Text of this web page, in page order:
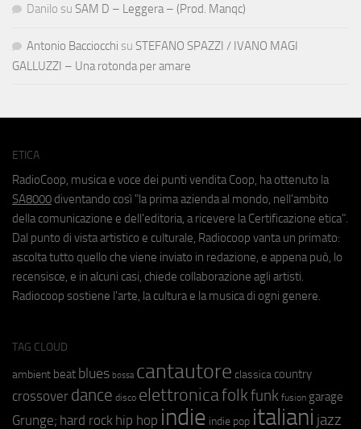
Danilo su SAM D – Leggera – (Prod. Manqc)
Antonio Bacciocchi su STEFANO SPAZZI / IVANO MAGI
GALLUZZI – Una rotonda per amare
ETICA
RadioCoop, musica e voce dei punti vendita Coop, ha ottenuto la
SA8000 diventando così "la prima azienda al mondo, nell'ambito
della comunicazione e dell'editoria, a ricevere la Certificazione etica".
Dal punto di vista artistico e culturale, Radiocoop vanta un primato:
ascolta tutto quello che viene inviato in redazione, e appena può, lo
recensisce, e in alcuni casi, chiede collaborazione agli artisti.
Radiocoop sostiene l'arte, la cultura e la musica di ogni genere.
TAG CLOUD
ambient beat blues bossa cantautore classica country
crossover dance disco elettronicafolkfunk fusion garage
Grunge; hard rock hip hop indie indie pop italiani jazz